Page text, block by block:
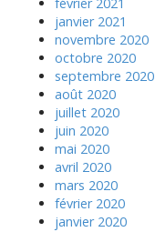
janvier 2021
novembre 2020
octobre 2020
septembre 2020
août 2020
juillet 2020
juin 2020
mai 2020
avril 2020
mars 2020
février 2020
janvier 2020